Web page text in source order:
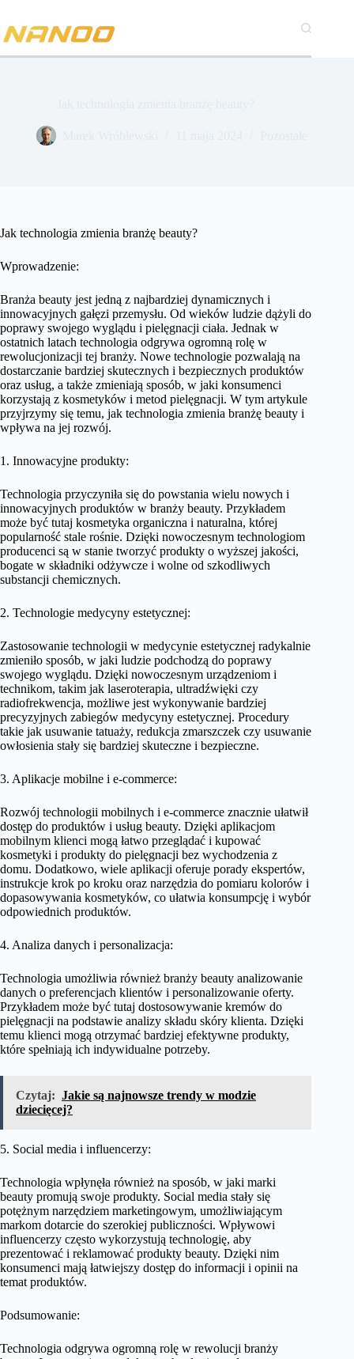
treści
Jak technologia zmienia branżę beauty?
Wprowadzenie:
Branża beauty jest jedną z najbardziej dynamicznych i
innowacyjnych gałęzi przemysłu. Od wieków ludzie dążyli do
poprawy swojego wyglądu i pielęgnacji ciała. Jednak w
ostatnich latach technologia odgrywa ogromną rolę w
rewolucjonizacji tej branży. Nowe technologie pozwalają na
dostarczanie bardziej skutecznych i bezpiecznych produktów
oraz usług, a także zmieniają sposób, w jaki konsumenci
korzystają z kosmetyków i metod pielęgnacji. W tym artykule
przyjrzymy się temu, jak technologia zmienia branżę beauty i
wpływa na jej rozwój.
1. Innowacyjne produkty:
Technologia przyczyniła się do powstania wielu nowych i
innowacyjnych produktów w branży beauty. Przykładem
może być tutaj kosmetyka organiczna i naturalna, której
popularność stale rośnie. Dzięki nowoczesnym technologiom
producenci są w stanie tworzyć produkty o wyższej jakości,
bogate w składniki odżywcze i wolne od szkodliwych
substancji chemicznych.
2. Technologie medycyny estetycznej:
Zastosowanie technologii w medycynie estetycznej radykalnie
zmieniło sposób, w jaki ludzie podchodzą do poprawy
swojego wyglądu. Dzięki nowoczesnym urządzeniom i
technikom, takim jak laseroterapia, ultradźwięki czy
radiofrekwencja, możliwe jest wykonywanie bardziej
precyzyjnych zabiegów medycyny estetycznej. Procedury
takie jak usuwanie tatuaży, redukcja zmarszczek czy usuwanie
owłosienia stały się bardziej skuteczne i bezpieczne.
3. Aplikacje mobilne i e-commerce:
Rozwój technologii mobilnych i e-commerce znacznie ułatwił
dostęp do produktów i usług beauty. Dzięki aplikacjom
mobilnym klienci mogą łatwo przeglądać i kupować
kosmetyki i produkty do pielęgnacji bez wychodzenia z
domu. Dodatkowo, wiele aplikacji oferuje porady ekspertów,
instrukcje krok po kroku oraz narzędzia do pomiaru kolorów i
dopasowywania kosmetyków, co ułatwia konsumpcję i wybór
odpowiednich produktów.
4. Analiza danych i personalizacja:
Technologia umożliwia również branży beauty analizowanie
danych o preferencjach klientów i personalizowanie oferty.
Przykładem może być tutaj dostosowywanie kremów do
pielęgnacji na podstawie analizy składu skóry klienta. Dzięki
temu klienci mogą otrzymać bardziej efektywne produkty,
które spełniają ich indywidualne potrzeby.
Czytaj: Jakie są najnowsze trendy w modzie
dziecięcej?
5. Social media i influencerzy:
Technologia wpłynęła również na sposób, w jaki marki
beauty promują swoje produkty. Social media stały się
potężnym narzędziem marketingowym, umożliwiającym
markom dotarcie do szerokiej publiczności. Wpływowi
influencerzy często wykorzystują technologię, aby
prezentować i reklamować produkty beauty. Dzięki nim
konsumenci mają łatwiejszy dostęp do informacji i opinii na
temat produktów.
Podsumowanie:
Technologia odgrywa ogromną rolę w rewolucji branży